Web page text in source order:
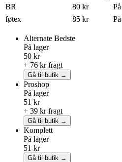
BR 80 kr
føtex 85 kr
Alternate Bedste
På lager
50 kr
+ 76 kr fragt
Gå til butik →
Proshop
På lager
51 kr
+ 39 kr fragt
Gå til butik →
Komplett
På lager
51 kr
Gå til butik →